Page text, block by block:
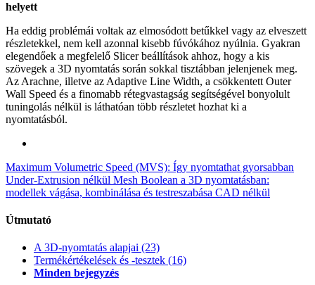
helyett
Ha eddig problémái voltak az elmosódott betűkkel vagy az elveszett
részletekkel, nem kell azonnal kisebb fúvókához nyúlnia. Gyakran
elegendőek a megfelelő Slicer beállítások ahhoz, hogy a kis
szövegek a 3D nyomtatás során sokkal tisztábban jelenjenek meg.
Az Arachne, illetve az Adaptive Line Width, a csökkentett Outer
Wall Speed és a finomabb rétegvastagság segítségével bonyolult
tuningolás nélkül is láthatóan több részletet hozhat ki a
nyomtatásból.
Maximum Volumetric Speed (MVS): Így nyomtathat gyorsabban
Under-Extrusion nélkül Mesh Boolean a 3D nyomtatásban:
modellek vágása, kombinálása és testreszabása CAD nélkül
Útmutató
A 3D-nyomtatás alapjai (23)
Termékértékelések és -tesztek (16)
Minden bejegyzés